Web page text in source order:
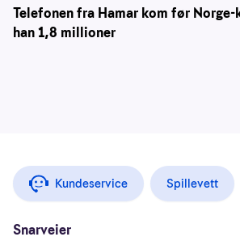
Telefonen fra Hamar kom før Norge-
han 1,8 millioner
Kundeservice Spillevett
Snarveier